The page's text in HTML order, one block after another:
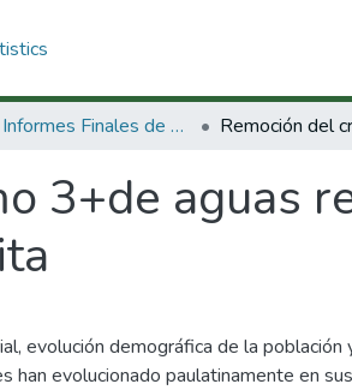
1.1.1. Informes Finales de Proyectos de Investigación
3+de aguas
evolución demográfica de la
han evolucionado paulatinamente en